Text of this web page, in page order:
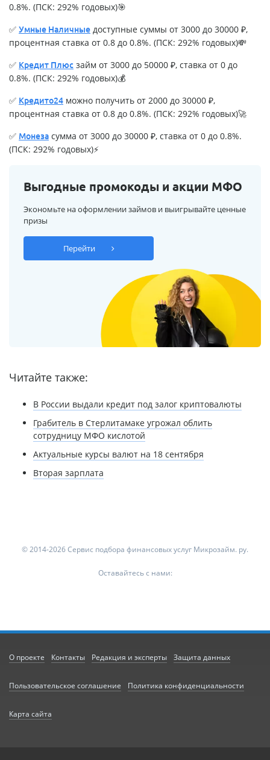
0.8%. (ПСК: 292% годовых)🎯
✅ Умные Наличные доступные суммы от 3000 до 30000 ₽,
процентная ставка от 0.8 до 0.8%. (ПСК: 292% годовых)💸
✅ Кредит Плюс займ от 3000 до 50000 ₽, ставка от 0 до
0.8%. (ПСК: 292% годовых)💰
✅ Кредито24 можно получить от 2000 до 30000 ₽,
процентная ставка от 0.8 до 0.8%. (ПСК: 292% годовых)🚀
✅ Монеза сумма от 3000 до 30000 ₽, ставка от 0 до 0.8%.
(ПСК: 292% годовых)⚡
Выгодные промокоды и акции МФО
Экономьте на оформлении займов и выигрывайте ценные
призы
Перейти
Читайте также:
В России выдали кредит под залог криптовалюты
Грабитель в Стерлитамаке угрожал облить
сотрудницу МФО кислотой
Актуальные курсы валют на 18 сентября
Вторая зарплата
© 2014-2026 Сервис подбора финансовых услуг Микрозайм. ру.
Оставайтесь с нами:
О проекте Контакты Редакция и эксперты Защита данных
Пользовательское соглашение Политика конфиденциальности
Карта сайта